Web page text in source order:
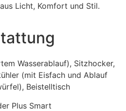
Licht, Komfort und Stil.
Wasserablauf), Sitzhocker,
(mit Eisfach und Ablauf
Beistelltisch
Plus Smart